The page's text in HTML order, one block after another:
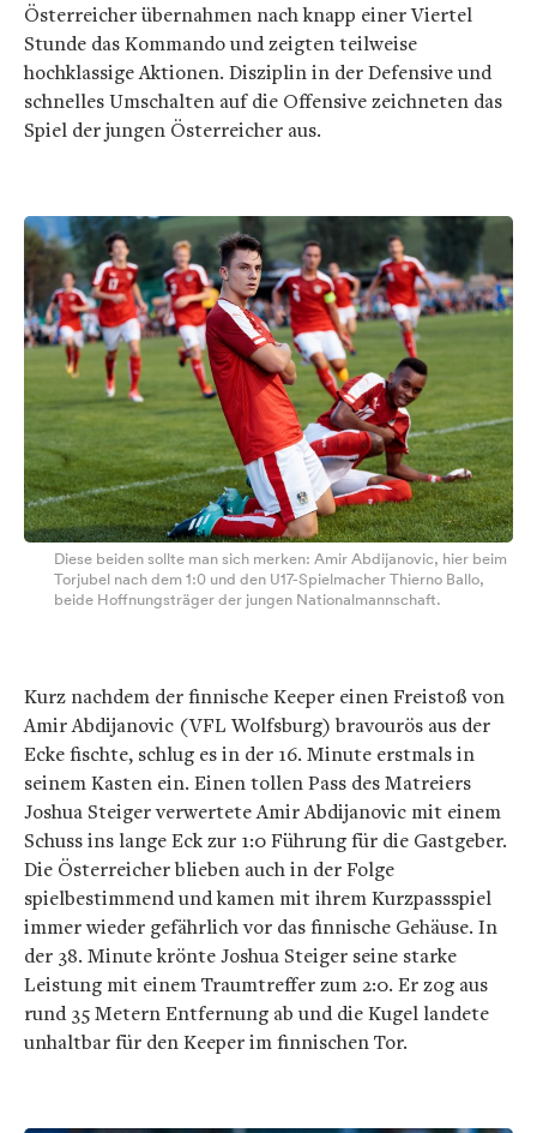
Österreicher übernahmen nach knapp einer Viertel
Stunde das Kommando und zeigten teilweise
hochklassige Aktionen. Disziplin in der Defensive und
schnelles Umschalten auf die Offensive zeichneten das
Spiel der jungen Österreicher aus.
Diese beiden sollte man sich merken: Amir Abdijanovic, hier beim
Torjubel nach dem 1:0 und den U17-Spielmacher Thierno Ballo,
beide Hoffnungsträger der jungen Nationalmannschaft.
Kurz nachdem der finnische Keeper einen Freistoß von
Amir Abdijanovic (VFL Wolfsburg) bravourös aus der
Ecke fischte, schlug es in der 16. Minute erstmals in
seinem Kasten ein. Einen tollen Pass des Matreiers
Joshua Steiger verwertete Amir Abdijanovic mit einem
Schuss ins lange Eck zur 1:0 Führung für die Gastgeber.
Die Österreicher blieben auch in der Folge
spielbestimmend und kamen mit ihrem Kurzpassspiel
immer wieder gefährlich vor das finnische Gehäuse. In
der 38. Minute krönte Joshua Steiger seine starke
Leistung mit einem Traumtreffer zum 2:0. Er zog aus
rund 35 Metern Entfernung ab und die Kugel landete
unhaltbar für den Keeper im finnischen Tor.